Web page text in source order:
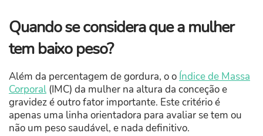
Quando se considera que a mulher
tem baixo peso?
Além da percentagem de gordura, o o Índice de Massa
Corporal (IMC) da mulher na altura da conceção e
gravidez é outro fator importante. Este critério é
apenas uma linha orientadora para avaliar se tem ou
não um peso saudável, e nada definitivo.